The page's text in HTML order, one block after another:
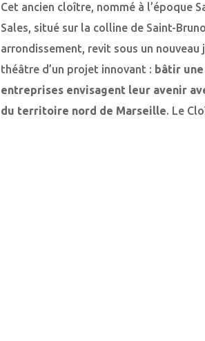
Sales, situé sur la colline de Saint-
arrondissement, revit sous un nouveau
théâtre d’un projet innovant : bâtir une
entreprises envisagent leur avenir
du territoire nord de Marseille
. Le